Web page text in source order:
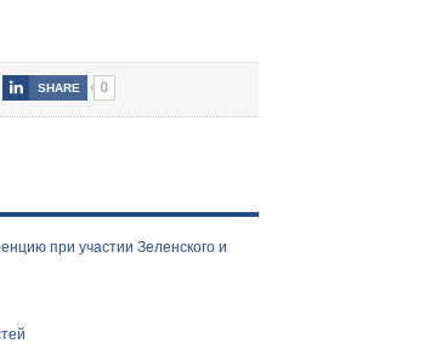
SHARE 0
при участии Зеленского и